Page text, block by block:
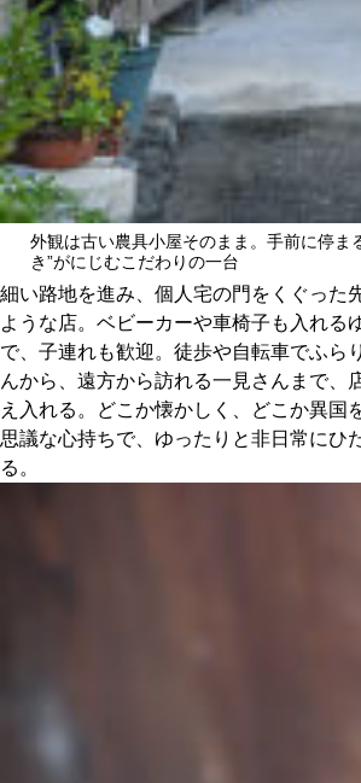
外観は古い農具小屋そのまま。手前に停ま
き”がにじむこだわりの一台
細い路地を進み、個人宅の門をくぐった
ような店。ベビーカーや車椅子も入れる
で、子連れも歓迎。徒歩や自転車でふら
んから、遠方から訪れる一見さんまで、
え入れる。どこか懐かしく、どこか異国
思議な心持ちで、ゆったりと非日常にひ
る。